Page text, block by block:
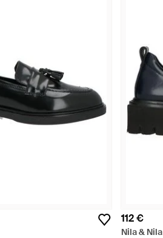
112 €
Nila & Nila